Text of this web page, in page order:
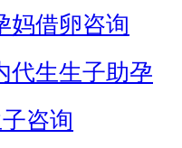
妈借卵咨询
代生生子助孕
咨询